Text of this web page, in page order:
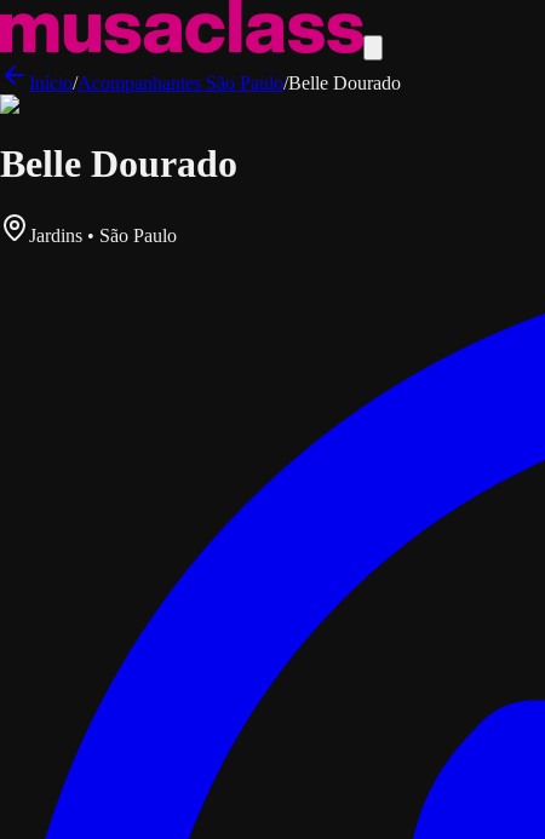
Início/Acompanhantes São Paulo/Belle Dourado
Belle Dourado
Jardins • São Paulo